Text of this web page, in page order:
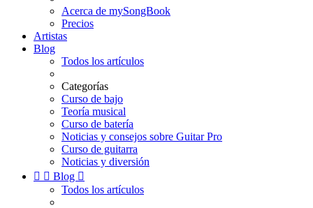
Acerca de mySongBook
Precios
Artistas
Blog
Todos los artículos
Categorías
Curso de bajo
Teoría musical
Curso de batería
Noticias y consejos sobre Guitar Pro
Curso de guitarra
Noticias y diversión
  Blog 
Todos los artículos